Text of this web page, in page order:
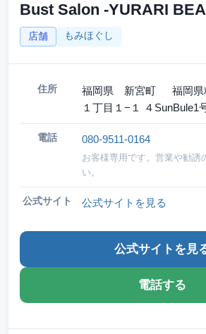
Bust Salon -YURARI
店舗 もみほぐし
住所
福岡県 新宮町 福岡県
１丁目１−１ ４SunBule1
電話 080-9511-0164
お客様専用です。営業や勧誘
い。
公式サイト 公式サイトを見る
公式サイトを見
電話する